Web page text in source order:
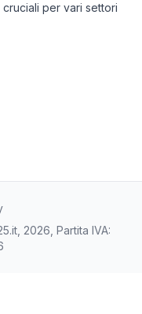
per vari settori
2026, Partita IVA: